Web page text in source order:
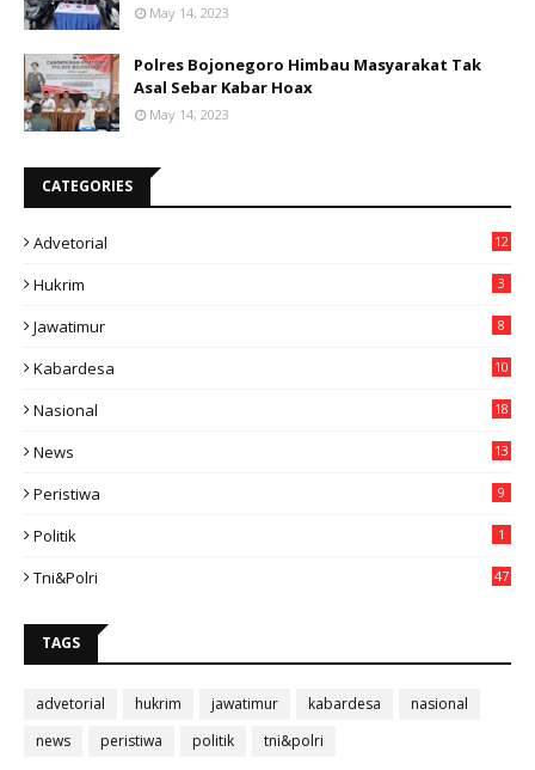
May 14, 2023
Polres Bojonegoro Himbau Masyarakat Tak
Asal Sebar Kabar Hoax
May 14, 2023
CATEGORIES
Advetorial 12
Hukrim 3
Jawatimur 8
Kabardesa
10
Nasional
18
News
13
Peristiwa 9
Politik 1
Tni&polri 47
TAGS
advetorial hukrim jawatimur kabardesa
nasional
news
peristiwa politik tni&polri